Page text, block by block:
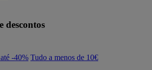
descontos
-40% Tudo a menos de 10€